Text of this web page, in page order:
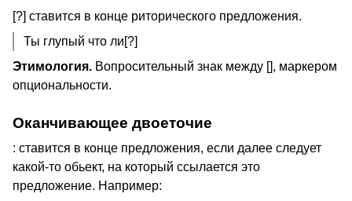
[?] ставится в конце риторического предложения.
Ты глупый что ли[?]
Этимология. Вопросительный знак между [], маркером
опциональности.
Оканчивающее двоеточие
: ставится в конце предложения, если далее следует
какой-то обьект, на который ссылается это
предложение. Например: